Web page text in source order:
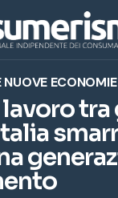
ECONOMIE
tra